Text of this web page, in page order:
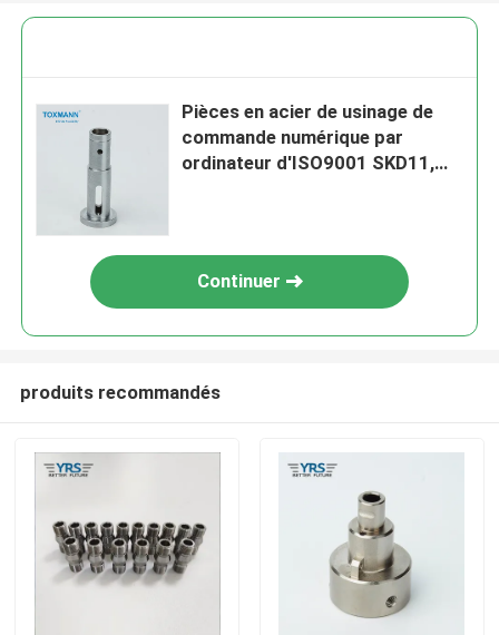
Maison
Pièces en acier de usinage de
commande numérique par
ordinateur d'ISO9001 SKD11,
Continuer
produits recommandés